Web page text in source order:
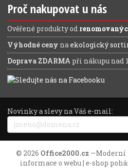
Proč nakupovat u nás
Ověřené produkty od
Výhodné ceny naekologický
Doprava ZDARMA při nákupu nad
Novinky a slevy na Váš e-mail:
© 2026 Office2000.cz —Moderní
informace o webu| e-shop